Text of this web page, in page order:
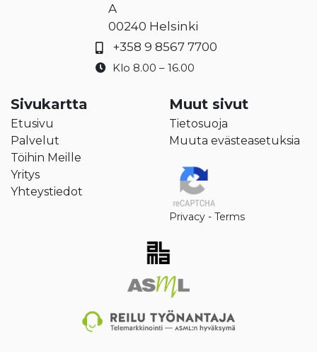
A
00240 Helsinki
+358 9 8567 7700
Klo 8.00 – 16.00
Sivukartta
Etusivu
Palvelut
Töihin Meille
Yritys
Yhteystiedot
Muut sivut
Tietosuoja
Muuta evästeasetuksia
Privacy - Terms